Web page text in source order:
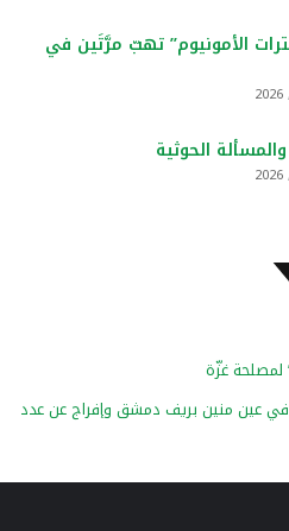
الأمونيوم” تهبّ مرَّتَين في
الحوثية
لمصلحة غزّة
في عين منين بريف دمشق وإفراج عن عدد